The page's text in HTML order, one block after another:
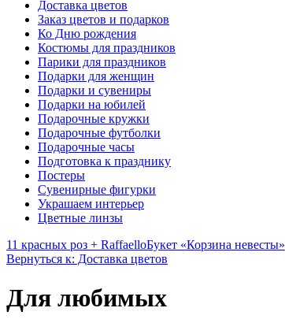
Доставка цветов
Заказ цветов и подарков
Ко Дню рождения
Костюмы для праздников
Парики для праздников
Подарки для женщин
Подарки и сувениры
Подарки на юбилей
Подарочные кружки
Подарочные футболки
Подарочные часы
Подготовка к празднику
Постеры
Сувенирные фигурки
Украшаем интерьер
Цветные линзы
11 красных роз + RaffaelloБукет «Корзина невесты»
Вернуться к: Доставка цветов
Для любимых